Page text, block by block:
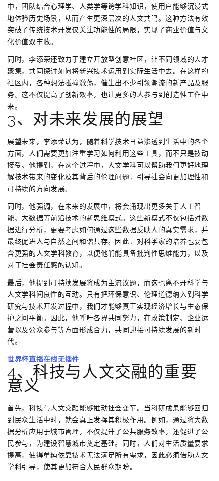
中，团队结合心理学、人类学等跨学科知识，使用户能够沉浸式
地体验历史场景，从而产生更深层次的人文共鸣。这种方法有效
突破了传统技术开发仅关注功能性的局限，实现了商业价值与文
化价值双丰收。
同时，李添荣还致力于建立开放型创意社区，让不同领域的人才
聚集，共同探讨如何将新兴技术运用到实际生活中去。在这样的
社区内，各种想法碰撞激荡，催生出不少引领潮流的新产品及服
务。这不仅提高了创新效率，也让更多的人参与到创造性工作中
来。
3、对未来发展的展望
展望未来，李添荣认为，随着科学技术日益渗透到生活中的各个
方面，人们需要更加注重学习如何利用这些工具，而不只是被动
接受。他提到，在这个过程中，人文学科可以帮助我们更好地理
解技术带来的变化及其背后的伦理问题，引导社会向更加理性和
可持续的方向发展。
同时，他强调，在未来的发展中，将会涌现出更多关于人工智
能、大数据等前沿技术的新思维模式。这些新模式不仅包括对数
据进行分析，更要考虑如何通过这些数据反映人的真实需求，并
最终促进人与自然之间和谐共存。因此，对科学家的培养也要包
含更强的人文学科教育，以便他们能具备批判性思维能力，以及
对于社会责任感的认知。
最后，他提到可持续发展将成为主流议题，而这也离不开科学与
人文学科间良性的互动。只有把环保意识、伦理道德纳入到科学
研究与技术开发过程中，我们才能够真正实现经济增长与生态保
护之间平衡。因此，他呼吁各界共同努力，在政策制定、企业运
营以及公众参与等方面形成合力，共同迎接可持续发展的新时
代。
世界杯直播在线无插件
4、科技与人文交融的重要
意义
首先，科技与人文交融能够推动社会变革。当科研成果能够回归
到民众生活中时，就会真正发挥其积极作用。例如，通过将大数
据分析应用于城市管理，不仅提升了公共服务效率，还促进了公
民参与，为建设智慧城市奠定基础。同时，人们对生活质量要求
提高，使得单纯依靠技术无法满足所有需求，因此必须借助人文
学科引导，使其更加符合人民群众期盼。